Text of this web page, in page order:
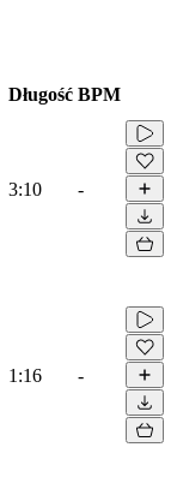
Długość BPM
3:10 -
1:16 -